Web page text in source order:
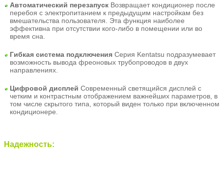
Автоматический перезапуск Возвращает кондиционер после
перебоя с электропитанием к предыдущим настройкам без
вмешательства пользователя. Эта функция наиболее
эффективна при отсутствии кого-либо в помещении или во
время сна.
Гибкая система подключения Серия Kentatsu подразумевает
возможность вывода фреоновых трубопроводов в двух
направлениях.
Цифровой дисплей Современный светящийся дисплей с
четким и контрастным отображением важнейших параметров, в
том числе скрытого типа, который виден только при включенном
кондиционере.
Надежность: